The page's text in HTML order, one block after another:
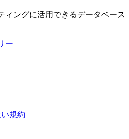
ィングに活用できるデータベース
規約